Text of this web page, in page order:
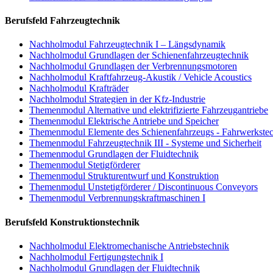
Berufsfeld Fahrzeugtechnik
Nachholmodul Fahrzeugtechnik I – Längsdynamik
Nachholmodul Grundlagen der Schienenfahrzeugtechnik
Nachholmodul Grundlagen der Verbrennungsmotoren
Nachholmodul Kraftfahrzeug-Akustik / Vehicle Acoustics
Nachholmodul Krafträder
Nachholmodul Strategien in der Kfz-Industrie
Themenmodul Alternative und elektrifizierte Fahrzeugantriebe
Themenmodul Elektrische Antriebe und Speicher
Themenmodul Elemente des Schienenfahrzeugs -
Themenmodul Fahrzeugtechnik III - Systeme und Sicherheit
Themenmodul Grundlagen der Fluidtechnik
Themenmodul Stetigförderer
Themenmodul Strukturentwurf und Konstruktion
Themenmodul Unstetigförderer / Discontinuous Conveyors
Themenmodul Verbrennungskraftmaschinen I
Berufsfeld Konstruktionstechnik
Nachholmodul Elektromechanische Antriebstechnik
Nachholmodul Fertigungstechnik I
Nachholmodul Grundlagen der Fluidtechnik